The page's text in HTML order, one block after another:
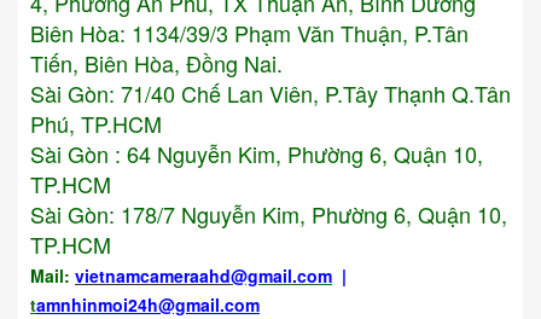
Biên Hòa: 1134/39/3 Phạm Văn Thuận, P.Tân
Tiến, Biên Hòa, Đồng Nai.
Sài Gòn: 71/40 Chế Lan Viên, P.Tây Thạnh Q.Tân
Phú, TP.HCM
Sài Gòn : 64 Nguyễn Kim, Phường 6, Quận 10,
TP.HCM
Sài Gòn: 178/7 Nguyễn Kim, Phường 6, Quận 10,
TP.HCM
Mail: vietnamcameraahd@gmail.com |
tamnhinmoi24h@gmail.com